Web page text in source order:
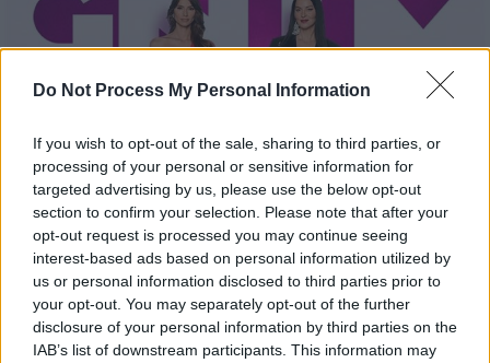
Do Not Process My Personal Information
If you wish to opt-out of the sale, sharing to third parties, or
processing of your personal or sensitive information for
targeted advertising by us, please use the below opt-out
section to confirm your selection. Please note that after your
opt-out request is processed you may continue seeing
interest-based ads based on personal information utilized by
us or personal information disclosed to third parties prior to
your opt-out. You may separately opt-out of the further
disclosure of your personal information by third parties on the
IAB’s list of downstream participants. This information may
Τηλεόραση|28.11.2025 13:08
Το «GNTM» αλλάζει ημέρες προβολής -
Η ανακοίνωση του καναλιού